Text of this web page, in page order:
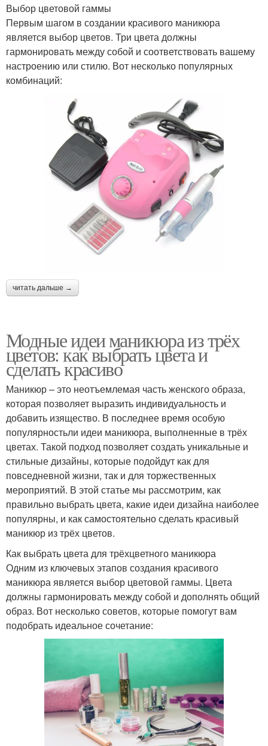
Выбор цветовой гаммы
Первым шагом в создании красивого маникюра
является выбор цветов. Три цвета должны
гармонировать между собой и соответствовать вашему
настроению или стилю. Вот несколько популярных
комбинаций:
читать дальше →
Модные идеи маникюра из трёх
цветов: как выбрать цвета и
сделать красиво
Маникюр – это неотъемлемая часть женского образа,
которая позволяет выразить индивидуальность и
добавить изящество. В последнее время особую
популярностьли идеи маникюра, выполненные в трёх
цветах. Такой подход позволяет создать уникальные и
стильные дизайны, которые подойдут как для
повседневной жизни, так и для торжественных
мероприятий. В этой статье мы рассмотрим, как
правильно выбрать цвета, какие идеи дизайна наиболее
популярны, и как самостоятельно сделать красивый
маникюр из трёх цветов.
Как выбрать цвета для трёхцветного маникюра
Одним из ключевых этапов создания красивого
маникюра является выбор цветовой гаммы. Цвета
должны гармонировать между собой и дополнять общий
образ. Вот несколько советов, которые помогут вам
подобрать идеальное сочетание: